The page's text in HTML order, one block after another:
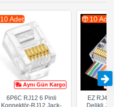
Aynı Gün Kargo
10 Adet
6P6C RJ12 6 Pinli
Konnektör-RJ12 Jack-
10 Adet
EZ RJ45
Delikli